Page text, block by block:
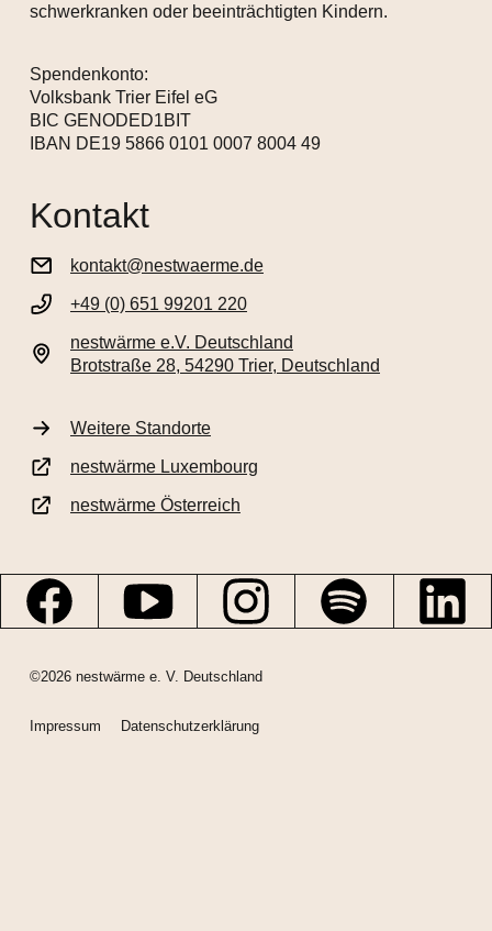
schwerkranken oder beeinträchtigten Kindern.
Spendenkonto:
Volksbank Trier Eifel eG
BIC GENODED1BIT
IBAN DE19 5866 0101 0007 8004 49
Kontakt
kontakt@nestwaerme.de
+49 (0) 651 99201 220
nestwärme e.V. Deutschland
Brotstraße 28, 54290 Trier, Deutschland
Weitere Standorte
nestwärme Luxembourg
nestwärme Österreich
©2026 nestwärme e. V. Deutschland
Impressum Datenschutzerklärung